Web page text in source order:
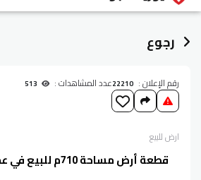
رجوع
رقم الإعلان : 22210عدد المشاهدات :
ارضللبيع
قطعة أرض مساحة 710م للبيع في عمان - ابو نصير